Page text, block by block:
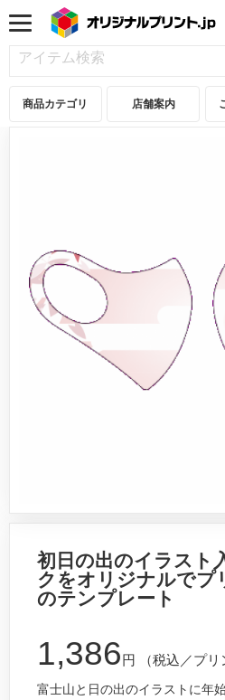
商品カテゴリ 店舗案内
初日の出のイラスト
クをオリジナルで
のテンプレート
1,386円 （税込／プリ
富士山と日の出のイラストに年